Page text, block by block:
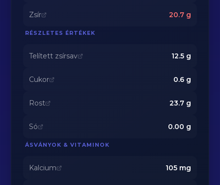
Zsír 20.7g
RÉSZLETES ÉRTÉKEK
Telített zsírsav 12.5g
Cukor 0.6g
Rost 23.7g
Só 0.00 g
ÁSVÁNYOK & VITAMINOK
Kalcium 105mg